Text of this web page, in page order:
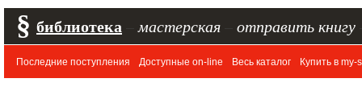
§ библиотека мастерская отправить книгу
Последние поступления Доступные on-line Весь каталог Купить в my-